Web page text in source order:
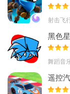
射击飞
黑色
舞蹈音
遥控